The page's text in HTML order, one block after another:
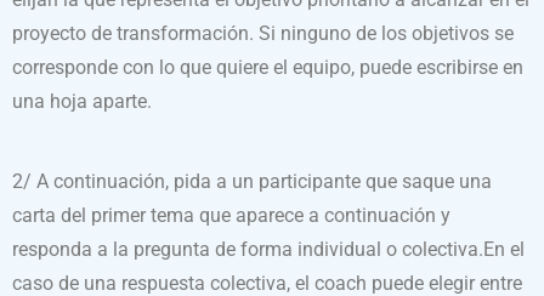
proyecto de transformación. Si ninguno de los objetivos se
corresponde con lo que quiere el equipo, puede escribirse en
una hoja aparte.
2/ A continuación, pida a un participante que saque una
carta del primer tema que aparece a continuación y
responda a la pregunta de forma individual o colectiva.En el
caso de una respuesta colectiva, el coach puede elegir entre